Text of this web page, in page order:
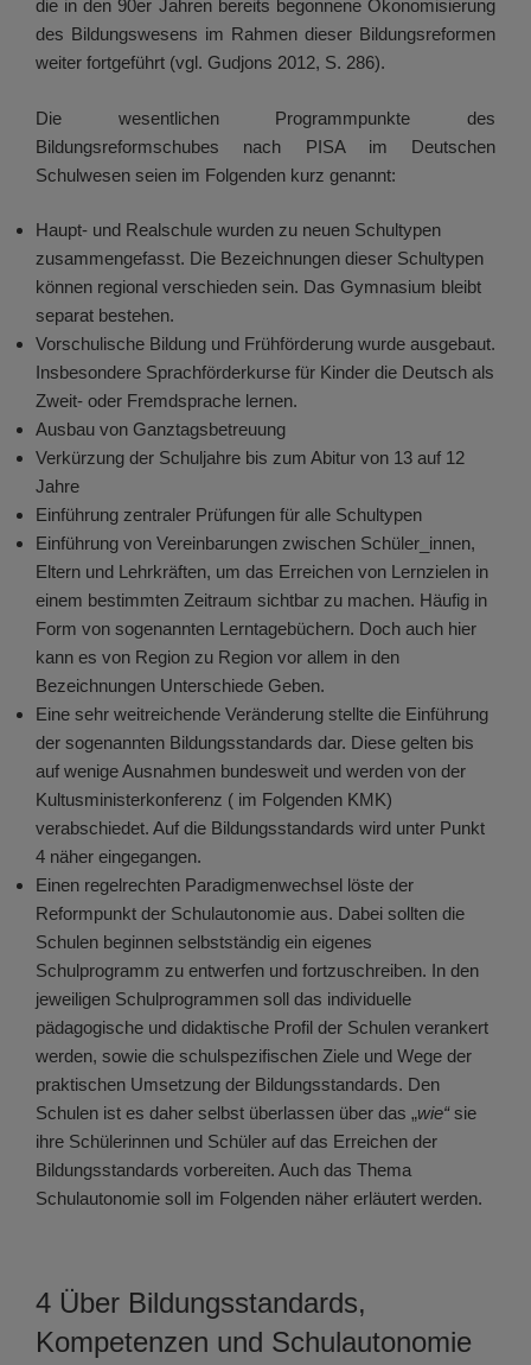
die in den 90er Jahren bereits begonnene Ökonomisierung
des Bildungswesens im Rahmen dieser Bildungsreformen
weiter fortgeführt (vgl. Gudjons 2012, S. 286).
Die wesentlichen Programmpunkte des
Bildungsreformschubes nach PISA im Deutschen
Schulwesen seien im Folgenden kurz genannt:
Haupt- und Realschule wurden zu neuen Schultypen
zusammengefasst. Die Bezeichnungen dieser Schultypen
können regional verschieden sein. Das Gymnasium bleibt
separat bestehen.
Vorschulische Bildung und Frühförderung wurde ausgebaut.
Insbesondere Sprachförderkurse für Kinder die Deutsch als
Zweit- oder Fremdsprache lernen.
Ausbau von Ganztagsbetreuung
Verkürzung der Schuljahre bis zum Abitur von 13 auf 12
Jahre
Einführung zentraler Prüfungen für alle Schultypen
Einführung von Vereinbarungen zwischen Schüler_innen,
Eltern und Lehrkräften, um das Erreichen von Lernzielen in
einem bestimmten Zeitraum sichtbar zu machen. Häufig in
Form von sogenannten Lerntagebüchern. Doch auch hier
kann es von Region zu Region vor allem in den
Bezeichnungen Unterschiede Geben.
Eine sehr weitreichende Veränderung stellte die Einführung
der sogenannten Bildungsstandards dar. Diese gelten bis
auf wenige Ausnahmen bundesweit und werden von der
Kultusministerkonferenz ( im Folgenden KMK)
verabschiedet. Auf die Bildungsstandards wird unter Punkt
4 näher eingegangen.
Einen regelrechten Paradigmenwechsel löste der
Reformpunkt der Schulautonomie aus. Dabei sollten die
Schulen beginnen selbstständig ein eigenes
Schulprogramm zu entwerfen und fortzuschreiben. In den
jeweiligen Schulprogrammen soll das individuelle
pädagogische und didaktische Profil der Schulen verankert
werden, sowie die schulspezifischen Ziele und Wege der
praktischen Umsetzung der Bildungsstandards. Den
Schulen ist es daher selbst überlassen über das „wie“sie
ihre Schülerinnen und Schüler auf das Erreichen der
Bildungsstandards vorbereiten. Auch das Thema
Schulautonomie soll im Folgenden näher erläutert werden.
4 Über Bildungsstandards,
Kompetenzen und Schulautonomie